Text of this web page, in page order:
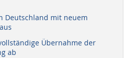
Deutschland mit neuem
Übernahme der
ab